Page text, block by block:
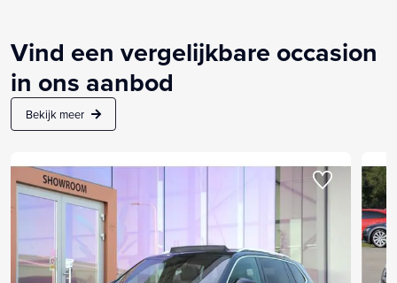
Vind een vergelijkbare occasion
in ons aanbod
Bekijk meer